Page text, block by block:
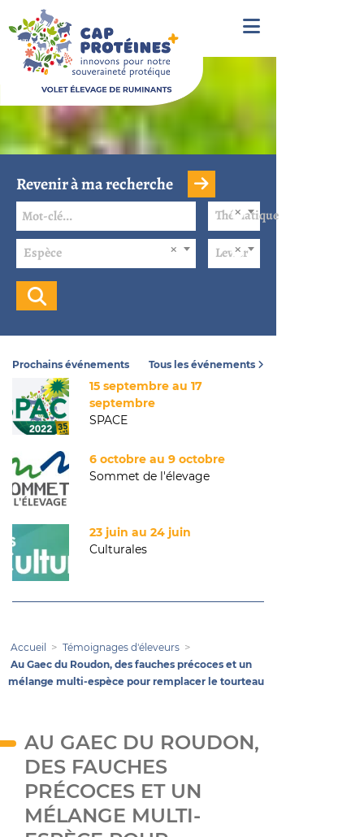
Revenir à ma recherche
Thématique
Espèce Levier
Prochains événements
15 septembre au 17
septembre
SPACE
6 octobre au 9 octobre
Sommet de l'élevage
23 juin au 24 juin
Culturales
Tous les événements
Accueil
Témoignages d'éleveurs
Au Gaec du Roudon, des fauches précoces et un
mélange multi-espèce pour remplacer le tourteau
AU GAEC DU ROUDON,
DES FAUCHES
PRÉCOCES ET UN
MÉLANGE MULTI-